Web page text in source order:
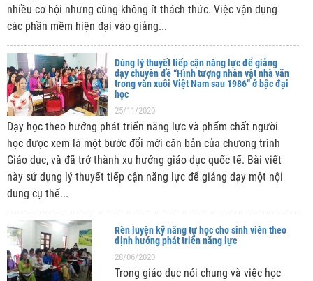
nhiều cơ hội nhưng cũng không ít thách thức. Việc vận dụng
các phần mềm hiện đại vào giảng...
Dùng lý thuyết tiếp cận năng lực để giảng
dạy chuyên đề “Hình tượng nhân vật nhà văn
trong văn xuôi Việt Nam sau 1986” ở bậc đại
học
25/11/2020
Dạy học theo hướng phát triển năng lực và phẩm chất người
học được xem là một bước đổi mới căn bản của chương trình
Giáo dục, và đã trở thành xu hướng giáo dục quốc tế. Bài viết
này sử dụng lý thuyết tiếp cận năng lực để giảng dạy một nội
dung cụ thể...
Rèn luyện kỹ năng tự học cho sinh viên theo
định hướng phát triển năng lực
28/06/2020
Trong giáo dục nói chung và việc học